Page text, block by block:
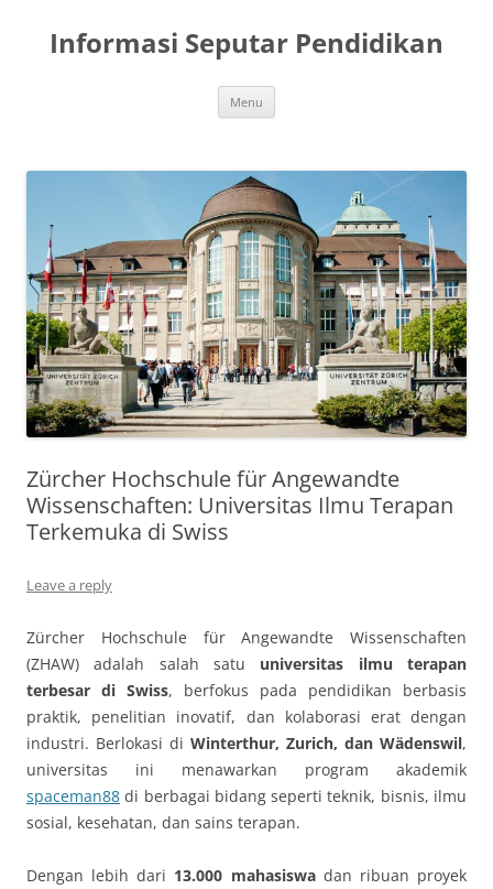
content
Informasi Seputar Pendidikan
Menu
Zürcher Hochschule für Angewandte
Wissenschaften: Universitas Ilmu Terapan
Terkemuka di Swiss
Leave a reply
Zürcher Hochschule für Angewandte Wissenschaften
(ZHAW) adalah salah satu universitas ilmu terapan
terbesar di Swiss, berfokus pada pendidikan berbasis
praktik, penelitian inovatif, dan kolaborasi erat dengan
industri. Berlokasi di Winterthur, Zurich, dan Wädenswil,
universitas ini menawarkan program akademik
spaceman88 di berbagai bidang seperti teknik, bisnis, ilmu
sosial, kesehatan, dan sains terapan.
Dengan lebih dari 13.000 mahasiswadan ribuan proyek